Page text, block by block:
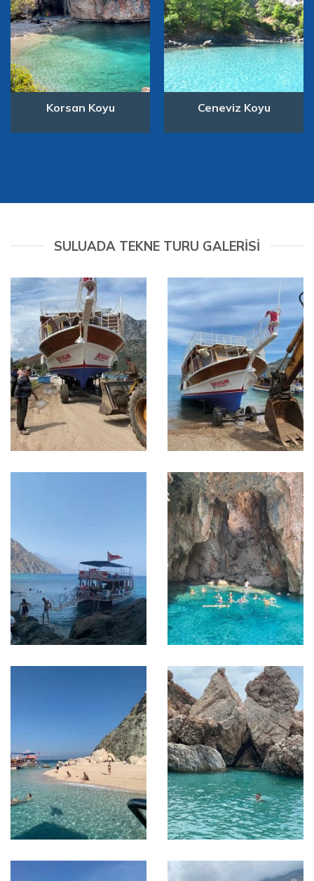
Korsan Koyu Ceneviz Koyu
SULUADA TEKNE TURU GALERISI